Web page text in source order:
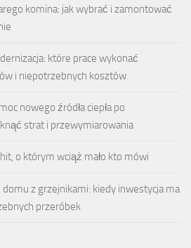
komina: jak wybrać i zamontować
które prace wykonać
i niepotrzebnych kosztów
nowego źródła ciepła po
strat i przewymiarowania
o którym wciąż mało kto mówi
domu z grzejnikami: kiedy inwestycja ma
przeróbek